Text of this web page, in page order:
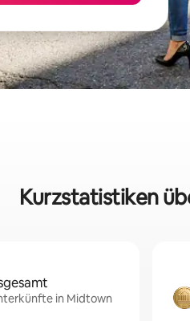
Kurzstatistiken
in Midtown